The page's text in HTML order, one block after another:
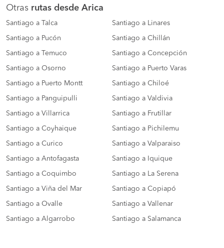
Otras rutas desde Arica
Santiago a Talca Santiago a Linares
Santiago a Pucón Santiago a Chillán
Santiago a Temuco Santiago a Concepción
Santiago a Osorno Santiago a Puerto Varas
Santiago a Puerto Montt Santiago a Chiloé
Santiago a Panguipulli Santiago a Valdivia
Santiago a Villarrica Santiago a Frutillar
Santiago a Coyhaique Santiago a Pichilemu
Santiago a Curico Santiago a Valparaiso
Santiago a Antofagasta Santiago a Iquique
Santiago a Coquimbo Santiago a La Serena
Santiago a Viña del Mar Santiago a Copiapó
Santiago a Ovalle Santiago a Vallenar
Santiago a Algarrobo Santiago a Salamanca